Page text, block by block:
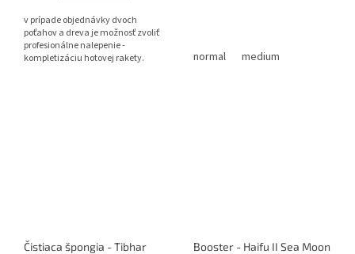
hviezdičiek.
v prípade objednávky dvoch
poťahov a dreva je možnosť zvoliť
profesionálne nalepenie -
kompletizáciu hotovej rakety.
normal medium
Čistiaca špongia - Tibhar
Booster - Haifu II Sea Moon